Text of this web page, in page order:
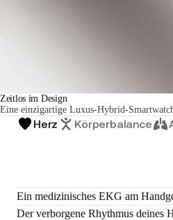
Zeitlos im Design
Eine einzigartige Luxus-Hybrid-
Herz Körperbalance
Ein medizinisches EKG am
Der verborgene Rhythmus deines